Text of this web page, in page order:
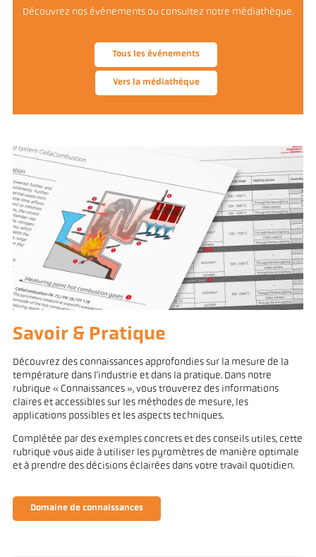
Découvrez nos événements ou consultez notre médiathèque.
Tous les événements
Vers la médiathèque
Savoir & Pratique
Découvrez des connaissances approfondies sur la mesure de la
température dans l'industrie et dans la pratique. Dans notre
rubrique « Connaissances », vous trouverez des informations
claires et accessibles sur les méthodes de mesure, les
applications possibles et les aspects techniques.
Complétée par des exemples concrets et des conseils utiles, cette
rubrique vous aide à utiliser les pyromètres de manière optimale
et à prendre des décisions éclairées dans votre travail quotidien.
Domaine de connaissances